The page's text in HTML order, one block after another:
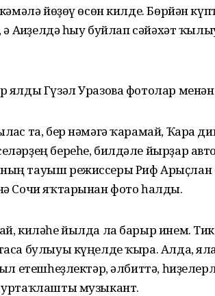
йөҙөү өсөн килде. Бөрйән
ә Ағиҙелдә һыу буйлап сәйәхәт
ялды Гүзәл Уразова фотолар менән
та, бер нәмәгә ҡарамай, Ҡара
береһе, билдәле йырҙар
тауыш режиссеры Риф Арыҫлан
Сочи яҡтарынан фото һалды.
киләһе йылда ла барыр инем. Тик
булыуы күңелде ҡыра. Алда,
етешһеҙлектәр, әлбиттә,
уртаҡлашты музыкант.